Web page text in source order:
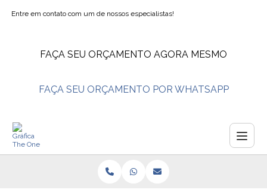
Entre em contato com um de nossos especialistas!
FAÇA SEU ORÇAMENTO AGORA MESMO
FAÇA SEU ORÇAMENTO POR WHATSAPP